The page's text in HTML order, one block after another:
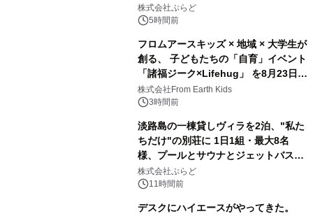
サウナも 「THE BOXY AWAJI」のお
得な素泊まり連泊プランで
株式会社ぷらど
5時間前
フロムアースキッズ × 地域 × 大学生が
創る、 子どもたちの「自育」イベント
「諸福ジーク×Lifehug」 を8月23日
(日)開催
株式会社From Earth Kids
3時間前
淡路島の一棟貸しヴィラを2泊、"私た
ちだけ"の別荘に 1日1組・最大8名
様、プールとサウナとジェットバス付
きで Villa Mon Temps AWAJIの連泊
素泊りプラン
株式会社ぷらど
11時間前
デスクにハイエースがやってきた。